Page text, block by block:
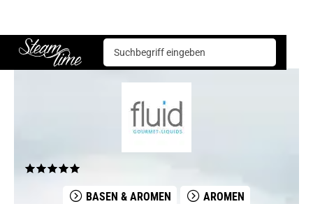
Steam time
Basen & Aromen Aromen Big Bottle
BASEN & AROMEN
AROMEN